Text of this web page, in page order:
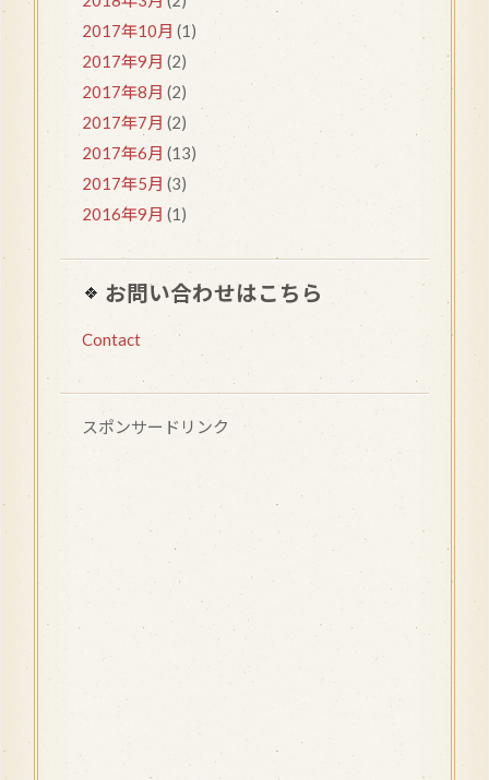
2017年10月 (1)
2017年9月 (2)
2017年8月 (2)
2017年7月 (2)
2017年6月 (13)
2017年5月 (3)
2016年9月 (1)
お問い合わせはこちら
Contact
スポンサードリンク